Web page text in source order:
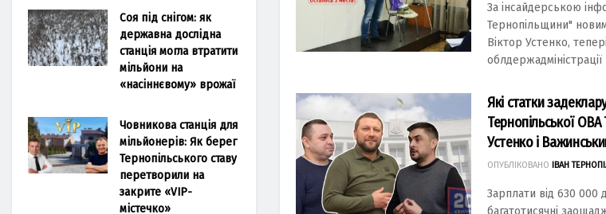
За інсайдерською
Тернопільщини"
Віктор Устенко,
Які статки
Тернопільської
Устенко і
ОПУБЛІКОВАНО ІВАН
Зарплати від 630 000
багатотисячні
Соя під снігом: як
державна дослідна
станція могла втратити
мільйони на
«насіннєвому» врожаї
Човникова станція для
мільйонерів: Як берег
Тернопільського ставу
перетворили на
закрите «VIP-
містечко»